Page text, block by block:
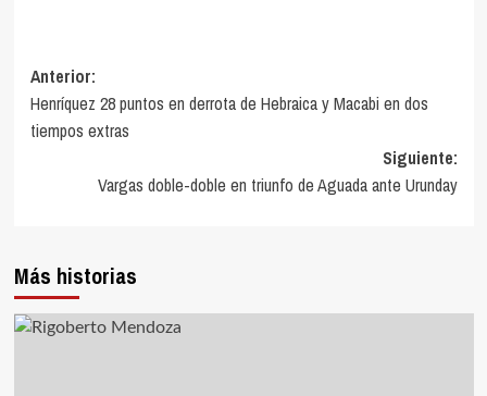
Navegación
de
entradas
Anterior:
Henríquez 28 puntos en derrota de Hebraica y Macabi en dos
tiempos extras
Siguiente:
Vargas doble-doble en triunfo de Aguada ante Urunday
Más historias